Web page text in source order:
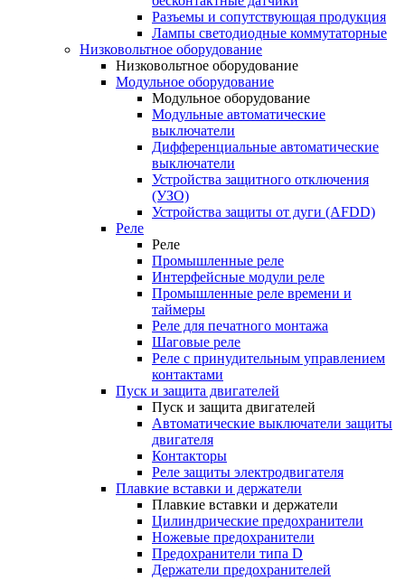
Разъемы и сопутствующая продукция
Лампы светодиодные коммутаторные
Низковольтное оборудование
Низковольтное оборудование
Модульное оборудование
Модульное оборудование
Модульные автоматические
выключатели
Дифференциальные автоматические
выключатели
Устройства защитного отключения
(УЗО)
Устройства защиты от дуги (AFDD)
Реле
Реле
Промышленные реле
Интерфейсные модули реле
Промышленные реле времени и
таймеры
Реле для печатного монтажа
Шаговые реле
Реле с принудительным управлением
контактами
Пуск и защита двигателей
Пуск и защита двигателей
Автоматические выключатели защиты
двигателя
Контакторы
Реле защиты электродвигателя
Плавкие вставки и держатели
Плавкие вставки и держатели
Цилиндрические предохранители
Ножевые предохранители
Предохранители типа D
Держатели предохранителей